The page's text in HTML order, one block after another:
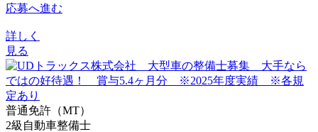
応募へ進む
詳しく
見る
普通免許（MT）
2級自動車整備士